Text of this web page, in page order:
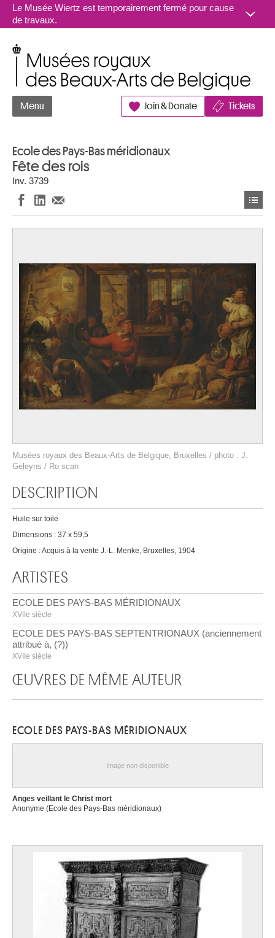
Aller au contenu
Le Musée Wiertz est temporairement fermé pour cause
de travaux.
Menu Join & Donate Tickets
Ecole des Pays-Bas méridionaux
Fête des rois
Inv. 3739
Musées royaux des Beaux-Arts de Belgique, Bruxelles / photo : J.
Geleyns / Ro scan
DESCRIPTION
Huile sur toile
Dimensions : 37 x 59,5
Origine : Acquis à la vente J.-L. Menke, Bruxelles, 1904
ARTISTES
ECOLE DES PAYS-BAS MÉRIDIONAUX
XVIIe siècle
ECOLE DES PAYS-BAS SEPTENTRIONAUX (anciennement
attribué à, (?))
XVIIe siècle
ŒUVRES DE MÊME AUTEUR
ECOLE DES PAYS-BAS MÉRIDIONAUX
Image non disponible
Anges veillant le Christ mort
Anonyme (Ecole des Pays-Bas méridionaux)